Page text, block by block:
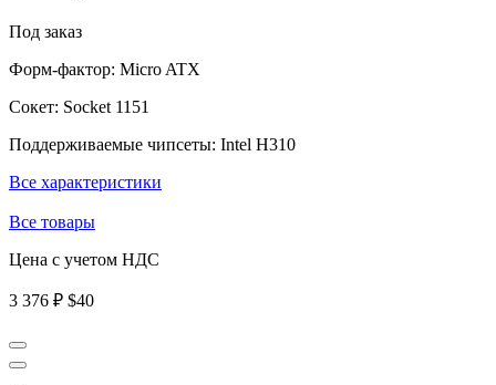
Под заказ
Форм-фактор: Micro ATX
Сокет: Socket 1151
Поддерживаемые чипсеты: Intel H310
Все характеристики
Все товары
Цена с учетом НДС
3 376 ₽ $40